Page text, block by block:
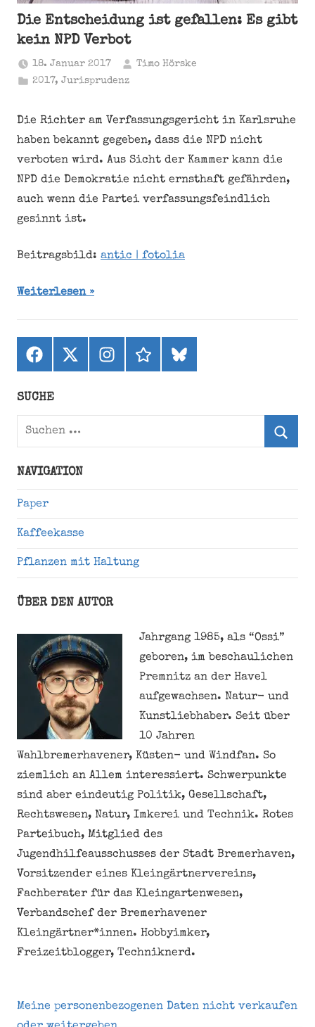
Die Entscheidung ist gefallen: Es gibt
kein NPD Verbot
18. Januar 2017
Timo Hörske
2017,Jurisprudenz
Die Richter am Verfassungsgericht in Karlsruhe
haben bekannt gegeben, dass die NPD nicht
verboten wird. Aus Sicht der Kammer kann die
NPD die Demokratie nicht ernsthaft gefährden,
auch wenn die Partei verfassungsfeindlich
gesinnt ist.
Beitragsbild: antic | fotolia
Weiterlesen
Facebook
X
(ehemals
Instagramthreadsbluesky
SUCHE
Suchen
NAVIGATION
Paper
Kaffeekasse
Pflanzen mit Haltung
ÜBER DEN AUTOR
Jahrgang 1985, als “Ossi”
geboren, im beschaulichen
Premnitz an der Havel
aufgewachsen. Natur- und
Kunstliebhaber. Seit über
10 Jahren
Wahlbremerhavener, Küsten- und Windfan. So
ziemlich an Allem interessiert. Schwerpunkte
sind aber eindeutig Politik, Gesellschaft,
Rechtswesen, Natur, Imkerei und Technik. Rotes
Parteibuch, Mitglied des
Jugendhilfeausschusses der Stadt Bremerhaven,
Vorsitzender eines Kleingärtnervereins,
Fachberater für das Kleingartenwesen,
Verbandschef der Bremerhavener
Kleingärtner*innen. Hobbyimker,
Freizeitblogger, Techniknerd.
Meine personenbezogenen Daten nicht verkaufen